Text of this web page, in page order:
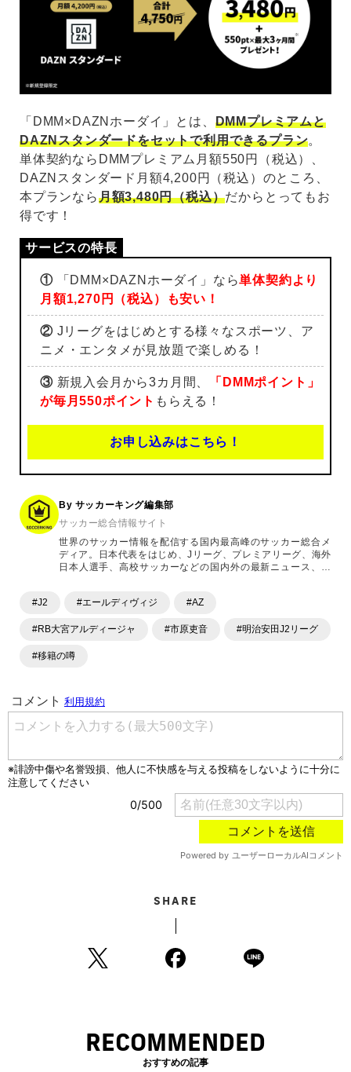
「DMM×DAZNホーダイ」とは、 DMMプレミアムと
DAZNスタンダードをセットで利用できるプラン。
単体契約ならDMMプレミアム月額550円（税込）、
DAZNスタンダード月額4,200円（税込）のところ、
本プランなら月額3,480円（税込）だからとってもお
得です！
①「DMM×DAZNホーダイ」なら単体契約より
月額1,270円（税込）も安い！
②Jリーグをはじめとする様々なスポーツ、ア
ニメ・エンタメが見放題で楽しめる！
③新規入会月から3カ月間、
「DMMポイント」
が毎月550ポイント もらえる！
お申し込みはこちら！
By サッカーキング編集部
サッカー総合情報サイト
世界のサッカー情報を配信する国内最高峰のサッカー総合メ
ディア。日本代表をはじめ、Jリーグ、プレミアリーグ、海外
日本人選手、高校サッカーなどの国内外の最新ニュース、コ
ます。「X」「Instagram」「YouTube」「TikTok」など、
#J2 #エールディヴィジ #AZ
#RB大宮アルディージャ #市原吏音 #明治安田J2リーグ
#移籍の噂
SHARE
RECOMMENDED
おすすめの記事